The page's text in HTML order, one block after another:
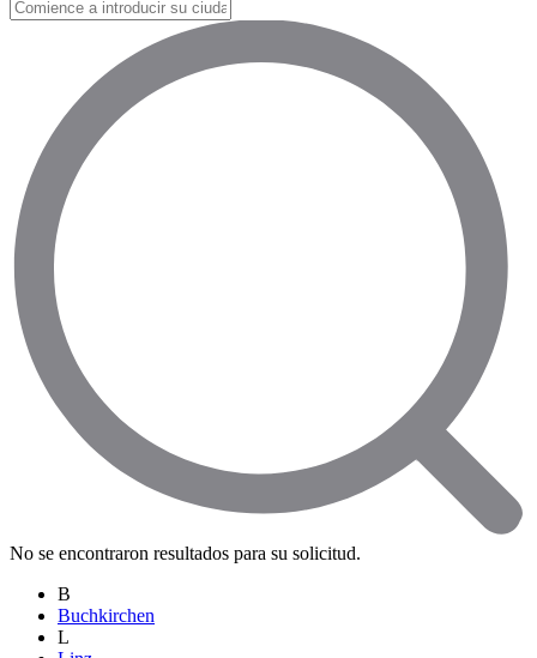
No se encontraron resultados para su solicitud.
B
Buchkirchen
L